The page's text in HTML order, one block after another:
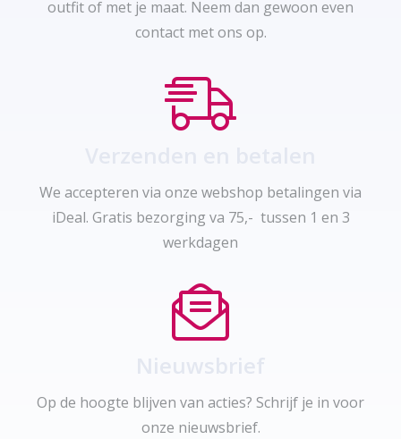
outfit of met je maat. Neem dan gewoon even
contact met ons op.
We accepteren via onze webshop betalingen via
iDeal. Gratis bezorging va 75,- tussen 1 en 3
werkdagen
Nieuwsbrief
Op de hoogte blijven van acties? Schrijf je in voor
onze nieuwsbrief.